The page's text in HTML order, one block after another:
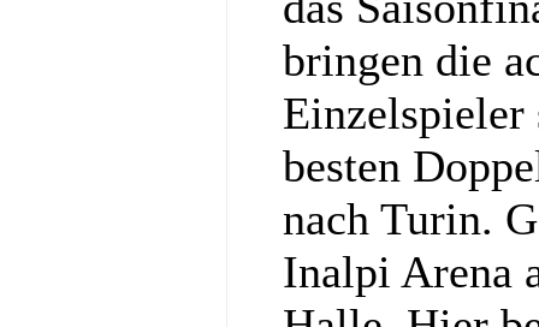
bringen die
Einzelspieler
besten
nach Turin.
Inalpi Arena